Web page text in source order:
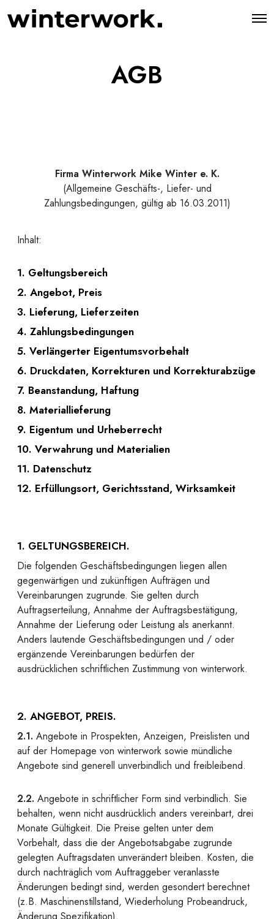
AGB
Firma Winterwork Mike Winter e. K.
(Allgemeine Geschäfts-, Liefer- und
Zahlungsbedingungen, gültig ab 16.03.2011)
Inhalt:
1. Geltungsbereich
2. Angebot, Preis
3. Lieferung, Lieferzeiten
4. Zahlungsbedingungen
5. Verlängerter Eigentumsvorbehalt
6. Druckdaten, Korrekturen und Korrekturabzüge
7. Beanstandung, Haftung
8. Materiallieferung
9. Eigentum und Urheberrecht
10. Verwahrung und Materialien
11. Datenschutz
12. Erfüllungsort, Gerichtsstand, Wirksamkeit
1. GELTUNGSBEREICH.
Die folgenden Geschäftsbedingungen liegen allen
gegenwärtigen und zukünftigen Aufträgen und
Vereinbarungen zugrunde. Sie gelten durch
Auftragserteilung, Annahme der Auftragsbestätigung,
Annahme der Lieferung oder Leistung als anerkannt.
Anders lautende Geschäftsbedingungen und / oder
ergänzende Vereinbarungen bedürfen der
ausdrücklichen schriftlichen Zustimmung von winterwork.
2. ANGEBOT, PREIS.
2.1. Angebote in Prospekten, Anzeigen, Preislisten und
auf der Homepage von winterwork sowie mündliche
Angebote sind generell unverbindlich und freibleibend.
2.2. Angebote in schriftlicher Form sind verbindlich. Sie
behalten, wenn nicht ausdrücklich anders vereinbart, drei
Monate Gültigkeit. Die Preise gelten unter dem
Vorbehalt, dass die der Angebotsabgabe zugrunde
gelegten Auftragsdaten unverändert bleiben. Kosten, die
durch nachträglich vom Auftraggeber veranlasste
Änderungen bedingt sind, werden gesondert berechnet
(z.B. Maschinenstillstand, Wiederholung Probeandruck,